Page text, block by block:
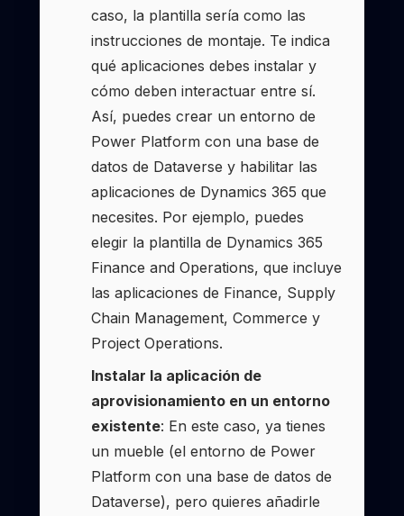
caso, la plantilla sería como las
instrucciones de montaje. Te indica
qué aplicaciones debes instalar y
cómo deben interactuar entre sí.
Así, puedes crear un entorno de
Power Platform con una base de
datos de Dataverse y habilitar las
aplicaciones de Dynamics 365 que
necesites. Por ejemplo, puedes
elegir la plantilla de Dynamics 365
Finance and Operations, que incluye
las aplicaciones de Finance, Supply
Chain Management, Commerce y
Project Operations.
Instalar la aplicación de
aprovisionamiento en un entorno
existente: En este caso, ya tienes
un mueble (el entorno de Power
Platform con una base de datos de
Dataverse), pero quieres añadirle